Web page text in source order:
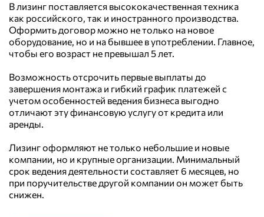
В лизинг поставляется высококачественная техника
как российского, так и иностранного производства.
Оформить договор можно не только на новое
оборудование, но и на бывшее в употреблении. Главное,
чтобы его возраст не превышал 5 лет.
Возможность отсрочить первые выплаты до
завершения монтажа и гибкий график платежей с
учетом особенностей ведения бизнеса выгодно
отличают эту финансовую услугу от кредита или
аренды.
Лизинг оформляют не только небольшие и новые
компании, но и крупные организации. Минимальный
срок ведения деятельности составляет 6 месяцев, но
при поручительстве другой компании он может быть
снижен.